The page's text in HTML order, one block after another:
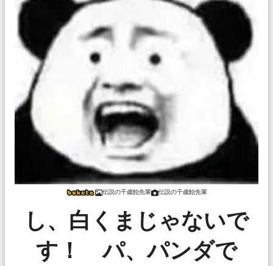
伝説の千歳飴先輩 伝説の千歳飴先輩
し、白くまじゃないで
す！ パ、パンダで